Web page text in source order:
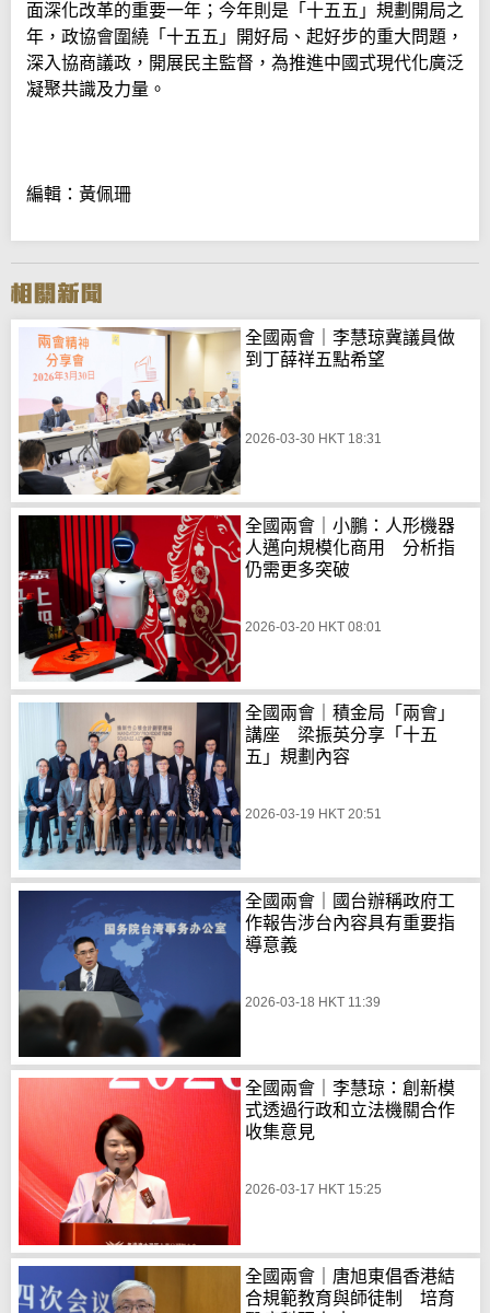
面深化改革的重要一年；今年則是「十五五」規劃開局之
年，政協會圍繞「十五五」開好局、起好步的重大問題，
深入協商議政，開展民主監督，為推進中國式現代化廣泛
凝聚共識及力量。
編輯：黃佩珊
全國兩會｜李慧琼冀議員做
到丁薛祥五點希望
2026-03-30 HKT 18:31
全國兩會｜小鵬：人形機器
人邁向規模化商用 分析指
仍需更多突破
2026-03-20 HKT 08:01
全國兩會｜積金局「兩會」
講座 梁振英分享「十五
五」規劃內容
2026-03-19 HKT 20:51
全國兩會｜國台辦稱政府工
作報告涉台內容具有重要指
導意義
2026-03-18 HKT 11:39
全國兩會｜李慧琼：創新模
式透過行政和立法機關合作
收集意見
2026-03-17 HKT 15:25
全國兩會｜唐旭東倡香港結
合規範教育與師徒制 培育